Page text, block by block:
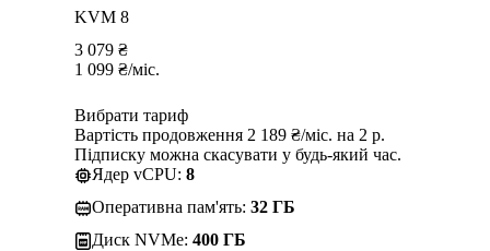
KVM 8
3 079 ₴
1 099 ₴/міс.
Вибрати тариф
Вартість продовження 2 189 ₴/міс. на 2 р.
Підписку можна скасувати у будь-який час.
Ядер vCPU: 8
Оперативна пам'ять: 32 ГБ
Диск NVMe: 400 ГБ